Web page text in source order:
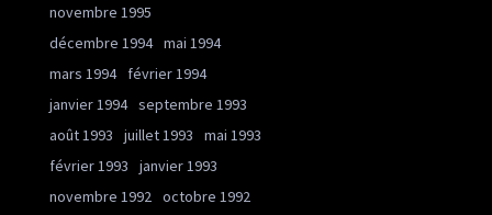
novembre 1995
décembre 1994 mai 1994
mars 1994
février 1994
janvier 1994 septembre 1993
août 1993
juillet 1993
mai 1993
février 1993
janvier 1993
novembre 1992 octobre 1992